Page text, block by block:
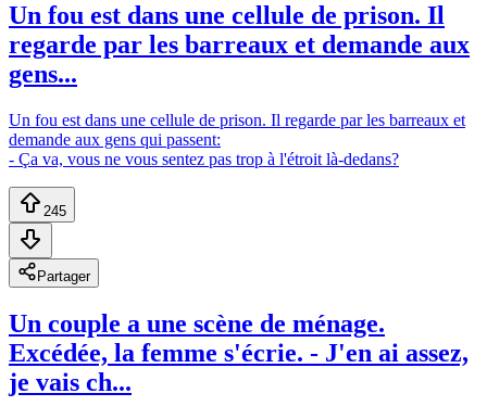
Un fou est dans une cellule de prison. Il
regarde par les barreaux et demande aux
gens...
Un fou est dans une cellule de prison. Il regarde par les barreaux et
demande aux gens qui passent:
- Ça va, vous ne vous sentez pas trop à l'étroit là-dedans?
245
Partager
Un couple a une scène de ménage.
Excédée, la femme s'écrie. - J'en ai assez,
je vais ch...